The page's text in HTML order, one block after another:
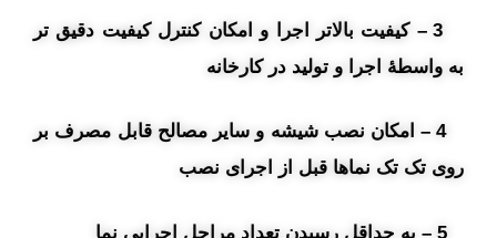
3 – کیفیت بالاتر اجرا و امکان کنترل کیفیت دقیق تر
به واسطۀ اجرا و تولید در کارخانه
4 – امکان نصب شیشه و سایر مصالح قابل مصرف بر
روی تک تک نماها قبل از اجرای نصب